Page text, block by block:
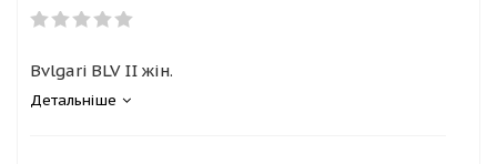
Bvlgari BLV II жін.
Детальніше